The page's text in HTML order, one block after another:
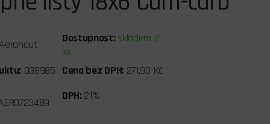
Dostupnost: skladem 2
ks
038985 Cena bez DPH: 271,90 Kč
DPH: 21%